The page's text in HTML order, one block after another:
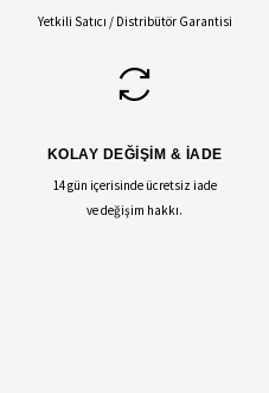
Yetkili Satıcı / Distribütör Garantisi
KOLAY DEĞİŞİM & İADE
14 gün içerisinde ücretsiz iade
ve değişim hakkı.